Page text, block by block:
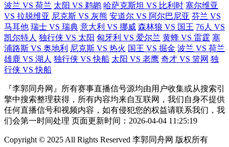
波兰 VS 荷兰 太阳 VS 鹈鹕 哈萨克斯坦 VS 比利时 塞尔维亚
VS 拉脱维亚 尼克斯 VS 灰熊 安道尔 VS 阿尔巴尼亚 芬兰 VS
马耳他 瑞士 VS 瑞典 意大利 VS 挪威 森林狼 VS 国王 76人 VS
凯尔特人 独行侠 VS 太阳 匈牙利 VS 爱尔兰 黄蜂 VS 雷霆 塞
浦路斯 VS 奥地利 尼克斯 VS 热火 国王 VS 掘金 波兰 VS 荷兰
雄鹿 VS 湖人 独行侠 VS 快船 太阳 VS 老鹰 奇才 VS 篮网 独
行侠 VS 快船
『李郭同舟网』所有赛事直播信号源均由用户收集或从搜索引
擎中搜索整理获得，所有内容均来自互联网，我们自身不提供
任何直播信号和视频内容，如有侵犯您的权益请联系我们，我
们会第一时间处理 页面更新时间：2026-04-04 11:25:19
Copyright © 2025 All Rights Reserved 李郭同舟网 版权所有